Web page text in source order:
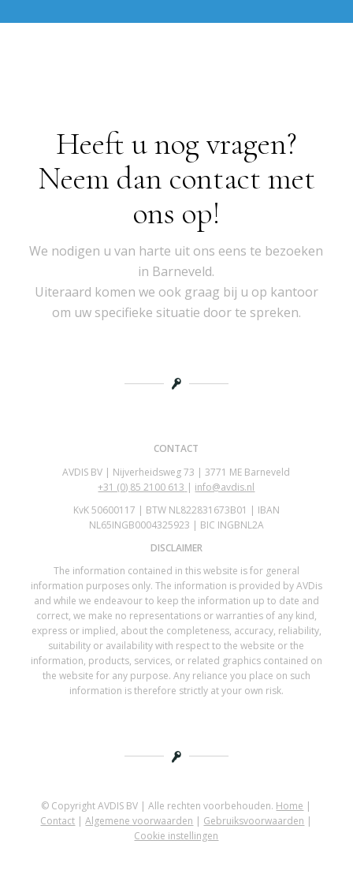
Heeft u nog vragen?
Neem dan contact met
ons op!
We nodigen u van harte uit ons eens te bezoeken
in Barneveld.
Uiteraard komen we ook graag bij u op kantoor
om uw specifieke situatie door te spreken.
CONTACT
AVDIS BV | Nijverheidsweg 73 | 3771 ME Barneveld
+31 (0) 85 2100 613 | info@avdis.nl
KvK 50600117 | BTW NL822831673B01 | IBAN
NL65INGB0004325923 | BIC INGBNL2A
DISCLAIMER
The information contained in this website is for general
information purposes only. The information is provided by AVDis
and while we endeavour to keep the information up to date and
correct, we make no representations or warranties of any kind,
express or implied, about the completeness, accuracy, reliability,
suitability or availability with respect to the website or the
information, products, services, or related graphics contained on
the website for any purpose. Any reliance you place on such
information is therefore strictly at your own risk.
© Copyright AVDIS BV | Alle rechten voorbehouden. Home |
Contact |Algemene voorwaarden | Gebruiksvoorwaarden |
Cookie instellingen